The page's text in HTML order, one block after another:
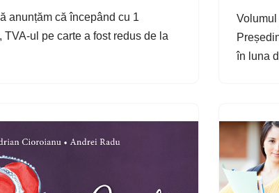
anunțăm că începând cu 1
TVA-ul pe carte a fost redus de la
Volumul
în luna